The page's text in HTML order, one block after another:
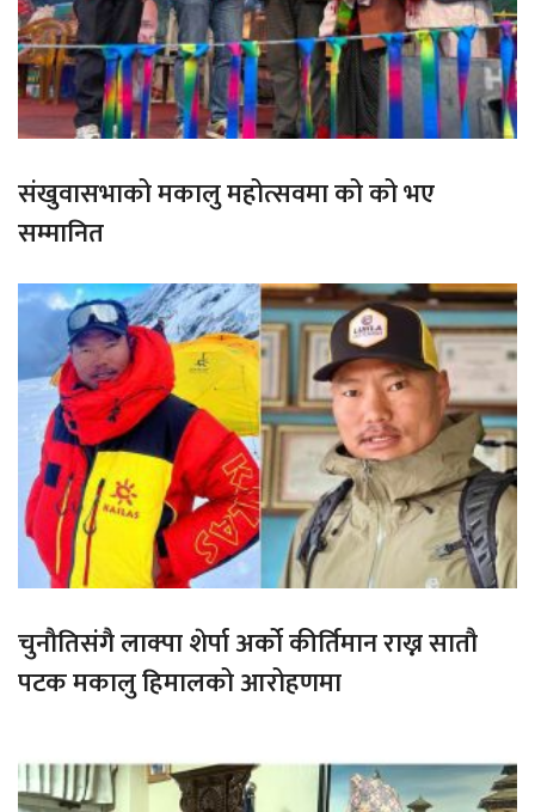
संखुवासभाको मकालु महोत्सवमा को को भए
सम्मानित
चुनौतिसंगै लाक्पा शेर्पा अर्को कीर्तिमान राख्न सातौ
पटक मकालु हिमालको आरोहणमा